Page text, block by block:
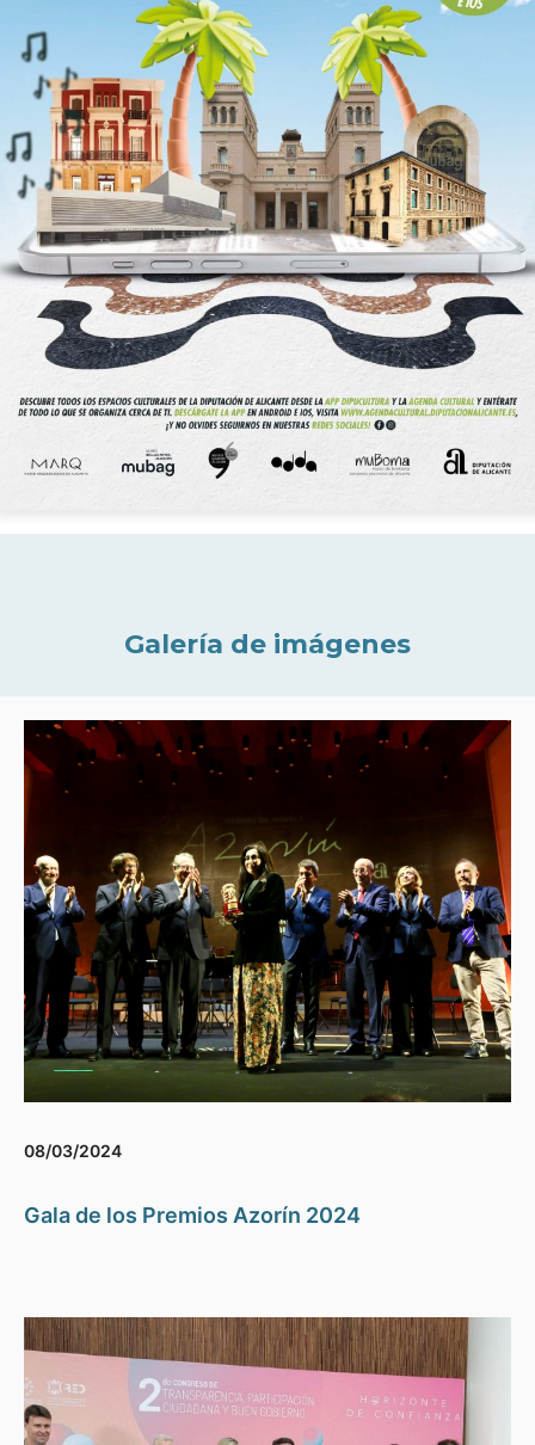
Galería de imágenes
08/03/2024
Gala de los Premios Azorín 2024